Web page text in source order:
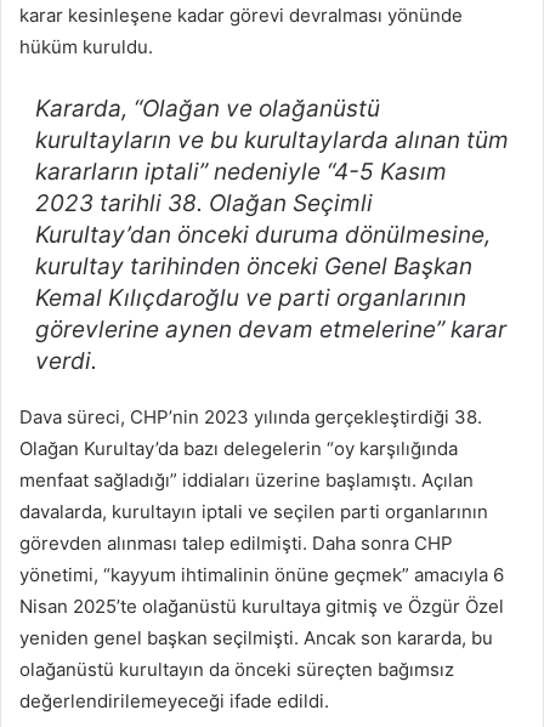
karar kesinleşene kadar görevi devralması yönünde
hüküm kuruldu.
Kararda, “Olağan ve olağanüstü
kurultayların ve bu kurultaylarda alınan tüm
kararların iptali” nedeniyle “4-5 Kasım
2023 tarihli 38. Olağan Seçimli
Kurultay’dan önceki duruma dönülmesine,
kurultay tarihinden önceki Genel Başkan
Kemal Kılıçdaroğlu ve parti organlarının
görevlerine aynen devam etmelerine” karar
verdi.
Dava süreci, CHP’nin 2023 yılında gerçekleştirdiği 38.
Olağan Kurultay’da bazı delegelerin “oy karşılığında
menfaat sağladığı” iddiaları üzerine başlamıştı. Açılan
davalarda, kurultayın iptali ve seçilen parti organlarının
görevden alınması talep edilmişti. Daha sonra CHP
yönetimi, “kayyum ihtimalinin önüne geçmek” amacıyla 6
Nisan 2025’te olağanüstü kurultaya gitmiş ve Özgür Özel
yeniden genel başkan seçilmişti. Ancak son kararda, bu
olağanüstü kurultayın da önceki süreçten bağımsız
değerlendirilemeyeceği ifade edildi.